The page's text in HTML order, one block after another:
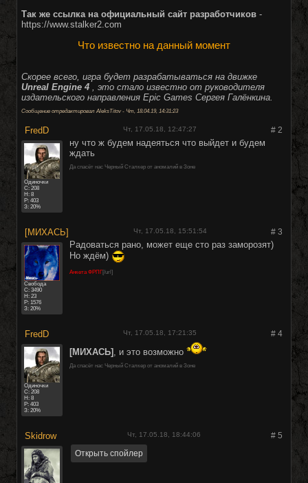
Так же ссылка на официальный сайт разработчиков -
https://www.stalker2.com
Что известно на данный момент
Скорее всего, игра будет разрабатываться на движке
Unreal Engine 4, это стало известно от руководителя
издательского направления Epic Games Сергея Галёнкина.
Сообщение отредактировалAleksTitov -Чт, 18.04.19, 14:31:23
FredD # 2
Чт, 17.05.18, 12:47:27
Одиночки
C:208
Н: 8
Р: 403
З: 20%
ну что ж будем надеяться что выйдет и будем
ждать
Да спасёт нас Черный Сталкер от аномалий в Зоне
[МИХАСЬ] #3
Чт, 17.05.18, 15:51:54
Свобода
C:3490
Н: 23
Р: 1576
З: 20%
Радоваться рано, может еще сто раз заморозят)
Но ждём)
Анкета ФРПГ[/url]
FredD #4
Чт, 17.05.18, 17:21:35
Одиночки
C:208
Н: 8
Р: 403
З: 20%
[МИХАСЬ] , и это возможно
Да спасёт нас Черный Сталкер от аномалий в Зоне
Skidrow #5
Чт, 17.05.18, 18:44:06